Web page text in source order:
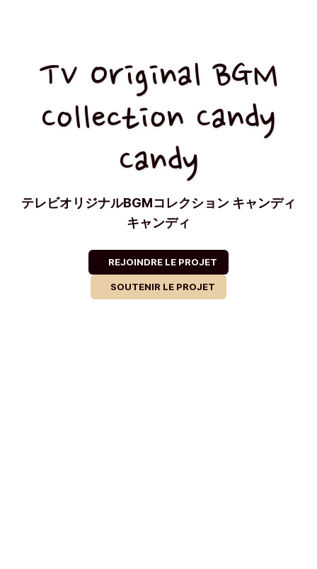
TV Original BGM
Collection Candy
Candy
テレビオリジナルBGMコレクション キャンディ
キャンディ
REJOINDRE LE PROJET
SOUTENIR LE PROJET